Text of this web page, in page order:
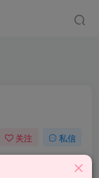
关注 私信